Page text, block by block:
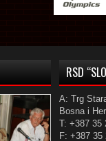
RSD
A: Trg
Bosna i
T: +387 35
F: +387 35